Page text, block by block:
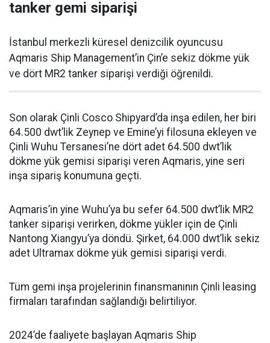
tanker gemi siparişi
İstanbul merkezli küresel denizcilik oyuncusu
Aqmaris Ship Management’in Çin’e sekiz dökme yük
ve dört MR2 tanker siparişi verdiği öğrenildi.
Son olarak Çinli Cosco Shipyard’da inşa edilen, her biri
64.500 dwt’lik Zeynep ve Emine’yi filosuna ekleyen ve
Çinli Wuhu Tersanesi’ne dört adet 64.500 dwt’lik
dökme yük gemisi siparişi veren Aqmaris, yine seri
inşa sipariş konumuna geçti.
Aqmaris’in yine Wuhu’ya bu sefer 64.500 dwt’lik MR2
tanker siparişi verirken, dökme yükler için de Çinli
Nantong Xiangyu’ya döndü. Şirket, 64.000 dwt’lik sekiz
adet Ultramax dökme yük gemisi siparişi verdi.
Tüm gemi inşa projelerinin finansmanının Çinli leasing
firmaları tarafından sağlandığı belirtiliyor.
2024’de faaliyete başlayan Aqmaris Ship